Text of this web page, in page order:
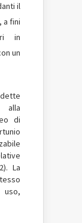
il
a fini
in
un
alla
di
La